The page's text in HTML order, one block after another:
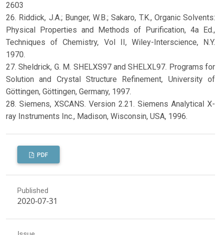
2603
26. Riddick, J.A.; Bunger, W.B.; Sakaro, T.K., Organic Solvents:
Physical Properties and Methods of Purification, 4a Ed.,
Techniques of Chemistry, Vol II, Wiley-Interscience, N.Y.
1970.
27. Sheldrick, G. M. SHELXS97 and SHELXL97. Programs for
Solution and Crystal Structure Refinement, University of
Göttingen, Göttingen, Germany, 1997.
28. Siemens, XSCANS. Version 2.21. Siemens Analytical X-
ray Instruments Inc., Madison, Wisconsin, USA, 1996.
PDF
Published
2020-07-31